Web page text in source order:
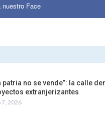
nuestro Face
patria no se vende”: la calle
extranjerizantes
7, 2026